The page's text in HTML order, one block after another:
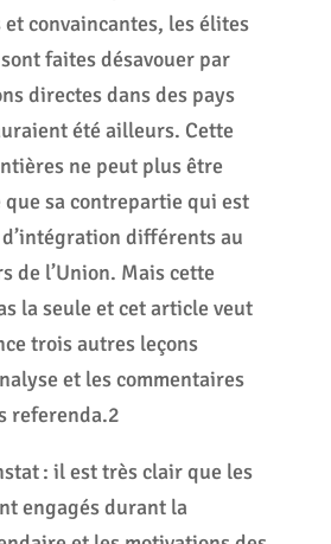
convaincantes, les élites
faites désavouer par
directes dans des pays
été ailleurs. Cette
ne peut plus être
que sa contrepartie qui est
différents au
de l’Union. Mais cette
la seule et cet article veut
trois autres leçons
et les commentaires
referenda.2
: il est très clair que les
engagés durant la